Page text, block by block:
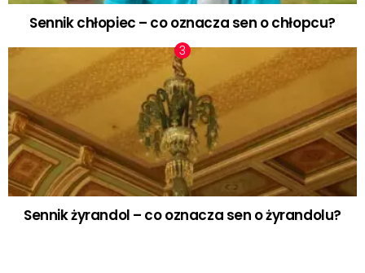
Sennik chłopiec – co oznacza sen o chłopcu?
Sennik żyrandol – co oznacza sen o żyrandolu?